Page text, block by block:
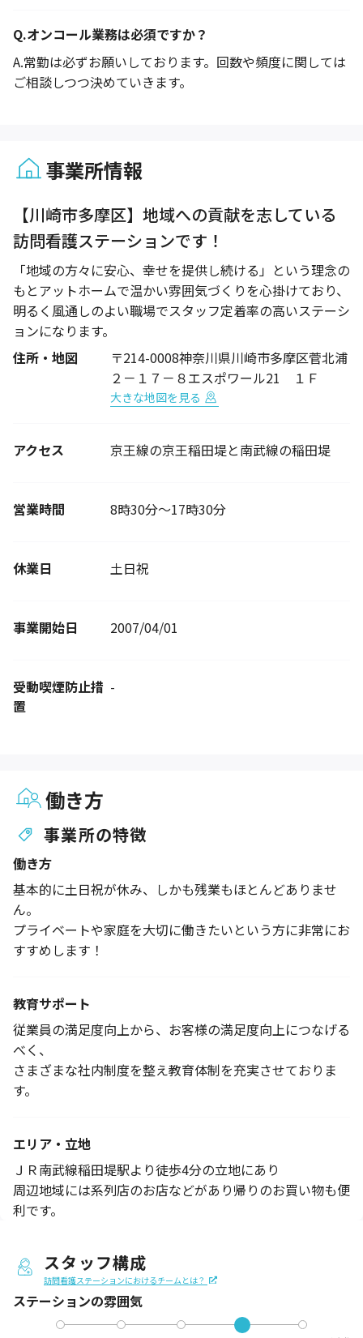
Q.オンコール業務は必須ですか？
A.常勤は必ずお願いしております。回数や頻度に関しては
ご相談しつつ決めていきます。
事業所情報
【川崎市多摩区】地域への貢献を志している
訪問看護ステーションです！
「地域の方々に安心、幸せを提供し続ける」という理念の
もとアットホームで温かい雰囲気づくりを心掛けており、
明るく風通しのよい職場でスタッフ定着率の高いステーシ
ョンになります。
住所・地図
〒214-0008神奈川県川崎市多摩区菅北浦
２－１７－８エスポワール21 １Ｆ
大きな地図を見る
アクセス 京王線の京王稲田堤と南武線の稲田堤
営業時間 8時30分～17時30分
休業日 土日祝
事業開始日 2007/04/01
受動喫煙防止措
置
-
働き方
事業所の特徴
働き方
基本的に土日祝が休み、しかも残業もほとんどありませ
ん。
プライベートや家庭を大切に働きたいという方に非常にお
すすめします！
教育サポート
従業員の満足度向上から、お客様の満足度向上につなげる
べく、
さまざまな社内制度を整え教育体制を充実させておりま
す。
エリア・立地
ＪＲ南武線稲田堤駅より徒歩4分の立地にあり
周辺地域には系列店のお店などがあり帰りのお買い物も便
利です。
スタッフ構成
訪問看護ステーションにおけるチームとは？
ステーションの雰囲気